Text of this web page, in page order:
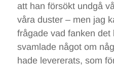
att han försökt undgå
våra duster – men jag
frågade vad fanken det
svamlade något om
hade levererats, som